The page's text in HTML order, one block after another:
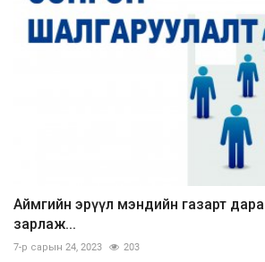
Аймгийн эрүүл мэндийн газарт
зарлаж...
7-р сарын 24, 2023 203